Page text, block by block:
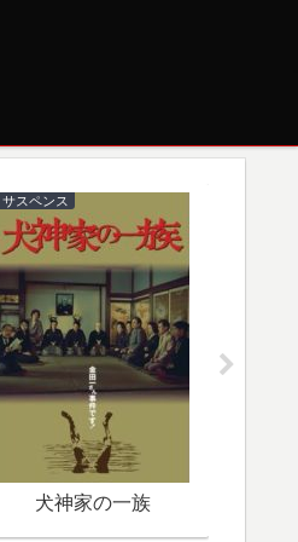
サスペンス
犬神家の一族